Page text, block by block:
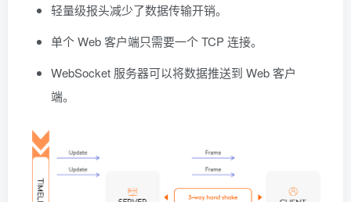
轻量级报头减少了数据传输开销。
单个 Web 客户端只需要一个 TCP 连接。
WebSocket 服务器可以将数据推送到 Web 客户
端。